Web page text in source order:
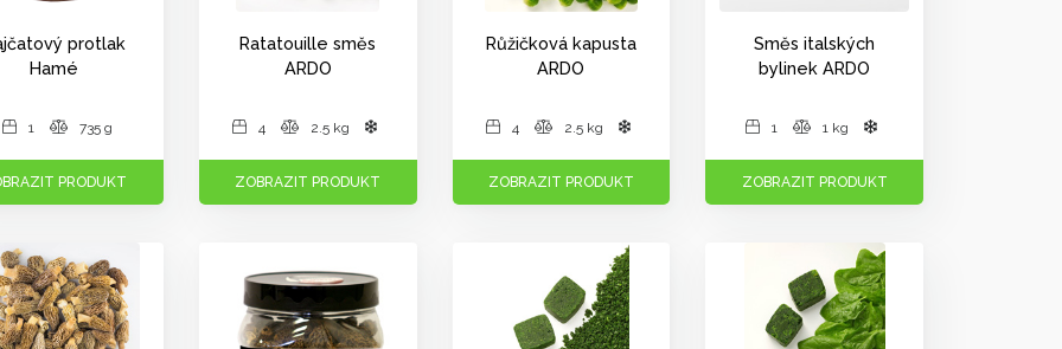
protlak
Hamé
1 735 g
PRODUKT
Ratatouille směs
ARDO
4 2.5 kg
ZOBRAZIT PRODUKT
Růžičková kapusta
ARDO
4 2.5 kg
ZOBRAZIT PRODUKT
Směs italských
bylinek ARDO
1 1 kg
ZOBRAZIT PRODUKT